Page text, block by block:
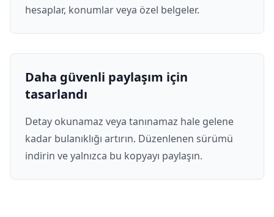
hesaplar, konumlar veya özel belgeler.
Daha güvenli paylaşım için
tasarlandı
Detay okunamaz veya tanınamaz hale gelene
kadar bulanıklığı artırın. Düzenlenen sürümü
indirin ve yalnızca bu kopyayı paylaşın.